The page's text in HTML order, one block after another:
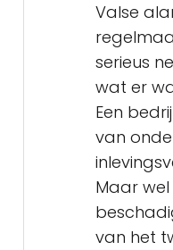
Valse
serieus
wat er
Een
van
Maar
van het